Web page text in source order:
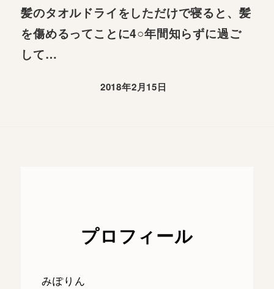
髪のタオルドライをしただけで寝ると、髪
を傷めるってことに4○年間知らずに過ご
して…
2018年2月15日
プロフィール
みぽりん